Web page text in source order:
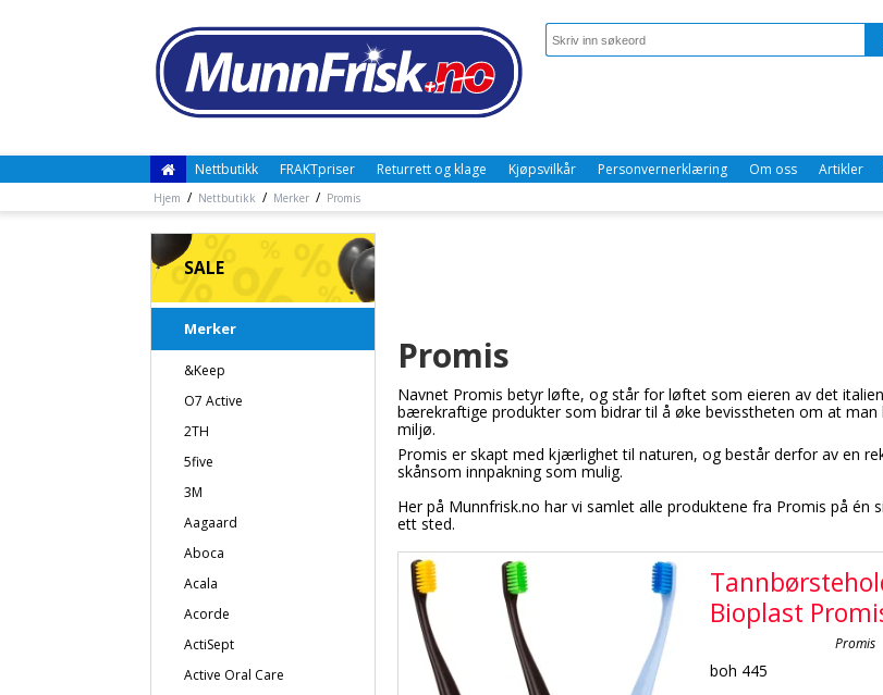
Nettbutikk FRAKTpriser Returrett og klage Kjøpsvilkår Personvernerklæring Om oss Artikler
Hjem / Nettbutikk / Merker / Promis
SALE
Merker
&Keep
O7 Active
2TH
5five
3M
Aagaard
Aboca
Acala
Acorde
ActiSept
Active Oral Care
Promis
Navnet Promis betyr løfte, og står for løftet som eieren av det
bærekraftige produkter som bidrar til å øke bevisstheten om at
miljø.
Promis er skapt med kjærlighet til naturen, og består derfor av en
skånsom innpakning som mulig.
Her på Munnfrisk.no har vi samlet alle produktene fra Promis på
ett sted.
Bioplast
Promis
boh 445